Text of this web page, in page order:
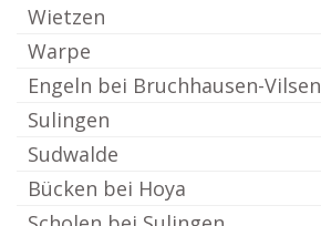
Wietzen
Warpe
Engeln bei Bruchhausen-Vilsen
Sulingen
Sudwalde
Bücken bei Hoya